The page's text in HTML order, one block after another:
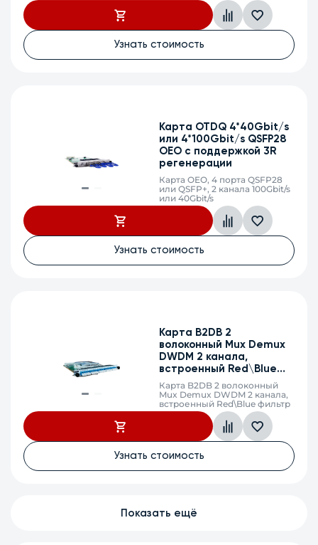
mux&demux,C21..C28, LC)
Узнать стоимость
Карта OTDQ 4*40Gbit/s
или 4*100Gbit/s QSFP28
OEO с поддержкой 3R
регенерации
Карта OEO, 4 порта QSFP28
или QSFP+, 2 канала 100Gbit/s
или 40Gbit/s
Узнать стоимость
Карта B2DB 2
волоконный Mux Demux
DWDM 2 канала,
встроенный Red\Blue
фильтр
Карта B2DB 2 волоконный
Mux Demux DWDM 2 канала,
встроенный Red\Blue фильтр
Узнать стоимость
Показать ещё